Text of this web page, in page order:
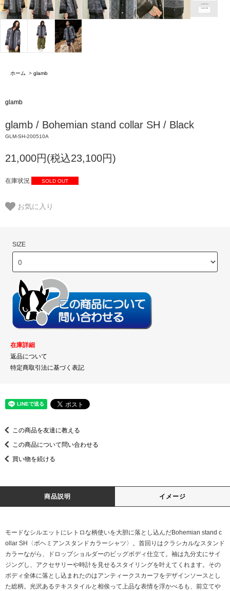
ホーム > glamb
glamb
glamb / Bohemian stand collar SH / Black
GLM-SH-200510A
21,000円(税込23,100円)
在庫状況 SOLD OUT
お気に入り
SIZE
在庫詳細
返品について
特定商取引法に基づく表記
この商品を友達に教える
この商品について問い合わせる
買い物を続ける
商品説明 イメージ
モードなシルエットにレトロな柄使いを大胆に落とし込んだBohemian stand c
ollar SH〈ボヘミアンスタンドカラーシャツ〉。首回りはクラシカルなスタンド
カラーながら、ドロップショルダーのビッグボディ仕立て。袖は九分丈にサイ
ジングし、アクセサリーや時計を見せるスタイリングを叶えてくれます。その
ボディ全体に落とし込まれたのはアンティークスカーフをデザインソースとし
た総柄。光沢あるテキスタイルと相俟って上品な表情を浮かべるも、前立てや